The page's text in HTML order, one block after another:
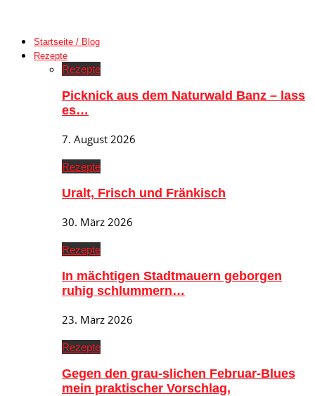
Startseite / Blog
Rezepte
Rezepte
Picknick aus dem Naturwald Banz – lass
es…
7. August 2026
Rezepte
Uralt, Frisch und Fränkisch
30. März 2026
Rezepte
In mächtigen Stadtmauern geborgen
ruhig schlummern…
23. März 2026
Rezepte
Gegen den grau-slichen Februar-Blues
mein praktischer Vorschlag,